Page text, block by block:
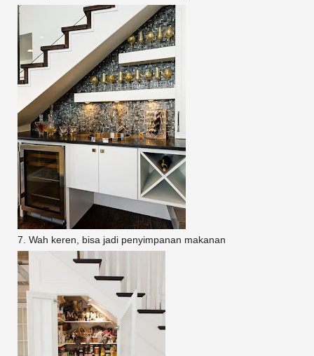
7. Wah keren, bisa jadi penyimpanan makanan